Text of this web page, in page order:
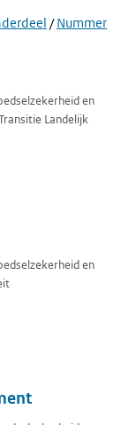
/Nummer
en
Landelijk
en